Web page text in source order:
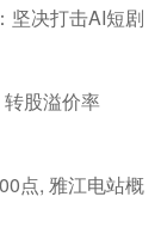
坚决打击AI短剧
股溢价率
点, 雅江电站概